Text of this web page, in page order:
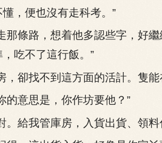
，便也沒有走科考。”
條路，想着他多認些字，好
吃不了這行飯。”
卻找不到這方面的活計。隻能
思是，你作坊要他？”
給我管庫房，入貨出貨、領料